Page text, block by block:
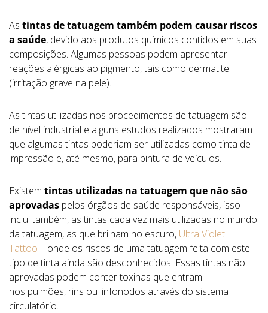
As tintas de tatuagem também podem causar riscos
a saúde, devido aos produtos químicos contidos em suas
composições. Algumas pessoas podem apresentar
reações alérgicas ao pigmento, tais como dermatite
(irritação grave na pele).
As tintas utilizadas nos procedimentos de tatuagem são
de nível industrial e alguns estudos realizados mostraram
que algumas tintas poderiam ser utilizadas como tinta de
impressão e, até mesmo, para pintura de veículos.
Existem tintas utilizadas na tatuagem que não são
aprovadas pelos órgãos de saúde responsáveis, isso
inclui também, as tintas cada vez mais utilizadas no mundo
da tatuagem, as que brilham no escuro, Ultra Violet
Tattoo – onde os riscos de uma tatuagem feita com este
tipo de tinta ainda são desconhecidos. Essas tintas não
aprovadas podem conter toxinas que entram
nos pulmões, rins ou linfonodos através do sistema
circulatório.